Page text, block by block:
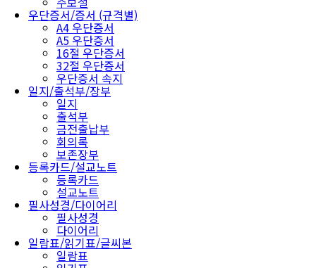
우단증서/증서 (규격별)
A4 우단증서
A5 우단증서
16절 우단증서
32절 우단증서
우단증서 속지
일지/출석부/장부
일지
출석부
금전출납부
회의록
보존장부
등록카드/설교노트
등록카드
설교노트
필사성경/다이어리
필사성경
다이어리
일람표/읽기표/글씨본
일람표